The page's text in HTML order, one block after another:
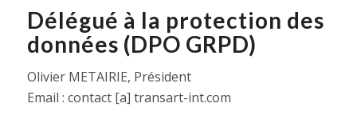
Délégué à la protection des
données (DPO GRPD)
Olivier METAIRIE, Président
Email : contact [a] transart-int.com